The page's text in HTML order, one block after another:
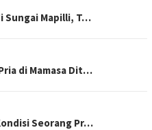
Sungai Mapilli, T…
di Mamasa Dit…
Seorang Pr…